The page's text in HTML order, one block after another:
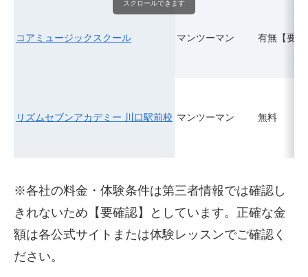
コアミュージックスクール マンツーマン 有無【要確
リズムセブンアカデミー 川口駅前校 マンツーマン 無料
スクロールできます
※各社の料金・体験条件は第三者情報では確認し
きれないため【要確認】としています。正確な金
額は各公式サイトまたは体験レッスンでご確認く
ださい。